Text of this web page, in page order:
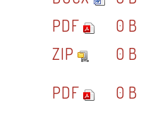
PDF
0 B
ZIP
0 B
PDF 0 B